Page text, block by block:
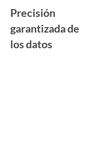
Precisión
garantizada de
los datos